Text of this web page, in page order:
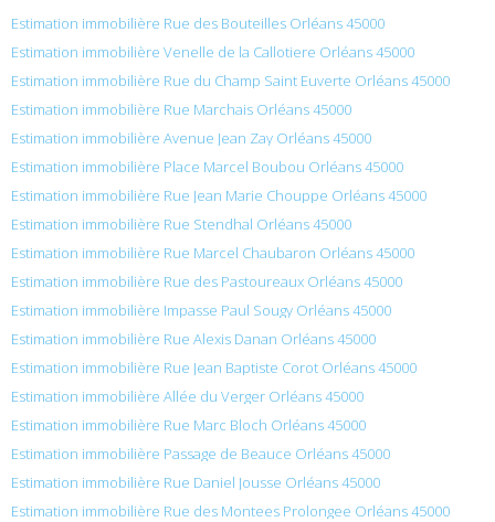
Estimation immobilière Rue des Bouteilles Orléans 45000
Estimation immobilière Venelle de la Callotiere Orléans 45000
Estimation immobilière Rue du Champ Saint Euverte Orléans 45000
Estimation immobilière Rue Marchais Orléans 45000
Estimation immobilière Avenue Jean Zay Orléans 45000
Estimation immobilière Place Marcel Boubou Orléans 45000
Estimation immobilière Rue Jean Marie Chouppe Orléans 45000
Estimation immobilière Rue Stendhal Orléans 45000
Estimation immobilière Rue Marcel Chaubaron Orléans 45000
Estimation immobilière Rue des Pastoureaux Orléans 45000
Estimation immobilière Impasse Paul Sougy Orléans 45000
Estimation immobilière Rue Alexis Danan Orléans 45000
Estimation immobilière Rue Jean Baptiste Corot Orléans 45000
Estimation immobilière Allée du Verger Orléans 45000
Estimation immobilière Rue Marc Bloch Orléans 45000
Estimation immobilière Passage de Beauce Orléans 45000
Estimation immobilière Rue Daniel Jousse Orléans 45000
Estimation immobilière Rue des Montees Prolongee Orléans 45000